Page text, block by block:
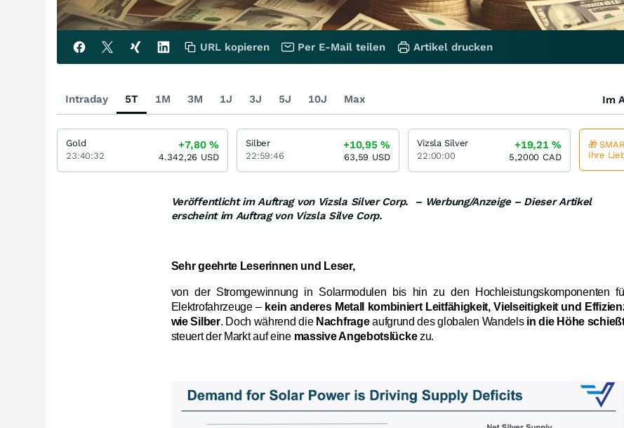
Veröffentlicht im Auftrag von Vizsla Silver Corp. – Werbung/Anzeige – Dieser Artikel
erscheint im Auftrag von Vizsla Silve Corp.
Sehr geehrte Leserinnen und Leser,
von der Stromgewinnung in Solarmodulen bis hin zu den Hochleistungskomponenten
Elektrofahrzeuge – kein anderes Metall kombiniert Leitfähigkeit, Vielseitigkeit und
wie Silber. Doch während die Nachfrageaufgrund des globalen Wandels in die Höhe
steuert der Markt auf eine massive Angebotslückezu.
URL kopieren Per E-Mail teilen Artikel drucken
Intraday 5T 1M 3M 1J 3J 5J 10J Max Im
Gold
23:40:32
+7,80%
4.342,26 USD
Silber
22:59:46
+10,95%
63,59 USD
Vizsla Silver
22:00:00
+19,21%
5,2000 CAD
🎁
Ihre